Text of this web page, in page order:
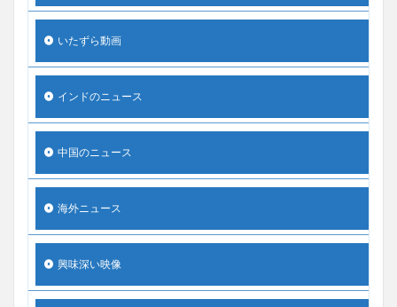
いたずら動画
インドのニュース
中国のニュース
海外ニュース
興味深い映像